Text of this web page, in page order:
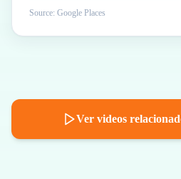
Source: Google Places
Ver videos